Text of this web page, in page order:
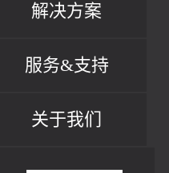
解决方案
服务&支持
关于我们